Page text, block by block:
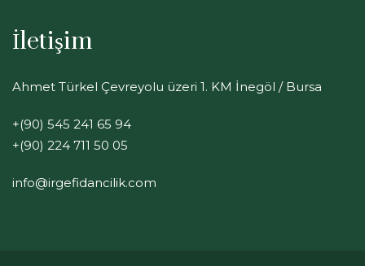
İletişim
Ahmet Türkel Çevreyolu üzeri 1. KM İnegöl / Bursa
+(90) 545 241 65 94
+(90) 224 711 50 05
info@irgefidancilik.com